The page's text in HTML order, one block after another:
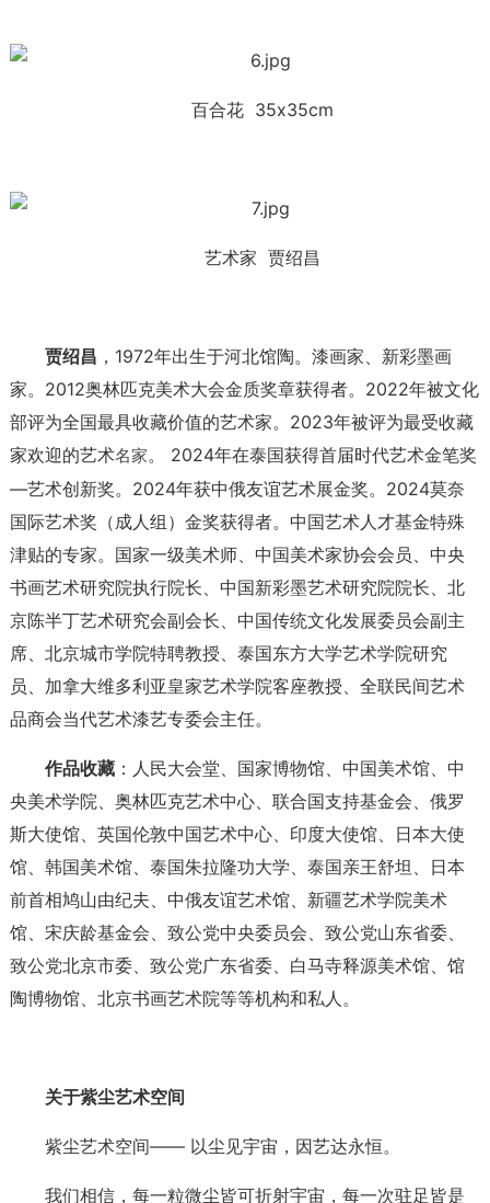
百合花 35x35cm
艺术家 贾绍昌
贾绍昌 ，1972年出生于河北馆陶。漆画家、新彩墨画
家。2012奥林匹克美术大会金质奖章获得者。2022年被文化
部评为全国最具收藏价值的艺术家。2023年被评为最受收藏
家欢迎的艺术名家。 2024年在泰国获得首届时代艺术金笔奖
—艺术创新奖。2024年获中俄友谊艺术展金奖。2024莫奈
国际艺术奖（成人组）金奖获得者。中国艺术人才基金特殊
津贴的专家。国家一级美术师、中国美术家协会会员、中央
书画艺术研究院执行院长、中国新彩墨艺术研究院院长、北
京陈半丁艺术研究会副会长、中国传统文化发展委员会副主
席、北京城市学院特聘教授、泰国东方大学艺术学院研究
员、加拿大维多利亚皇家艺术学院客座教授、全联民间艺术
品商会当代艺术漆艺专委会主任。
作品收藏：人民大会堂、国家博物馆、中国美术馆、中
央美术学院、奥林匹克艺术中心、联合国支持基金会、俄罗
斯大使馆、英国伦敦中国艺术中心、印度大使馆、日本大使
馆、韩国美术馆、泰国朱拉隆功大学、泰国亲王舒坦、日本
前首相鸠山由纪夫、中俄友谊艺术馆、新疆艺术学院美术
馆、宋庆龄基金会、致公党中央委员会、致公党山东省委、
致公党北京市委、致公党广东省委、白马寺释源美术馆、馆
陶博物馆、北京书画艺术院等等机构和私人。
关于紫尘艺术空间
紫尘艺术空间—— 以尘见宇宙，因艺达永恒。
我们相信，每一粒微尘皆可折射宇宙，每一次驻足皆是